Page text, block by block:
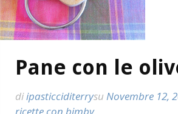
Pane con le
diipasticciditerrysu Novembre 12,